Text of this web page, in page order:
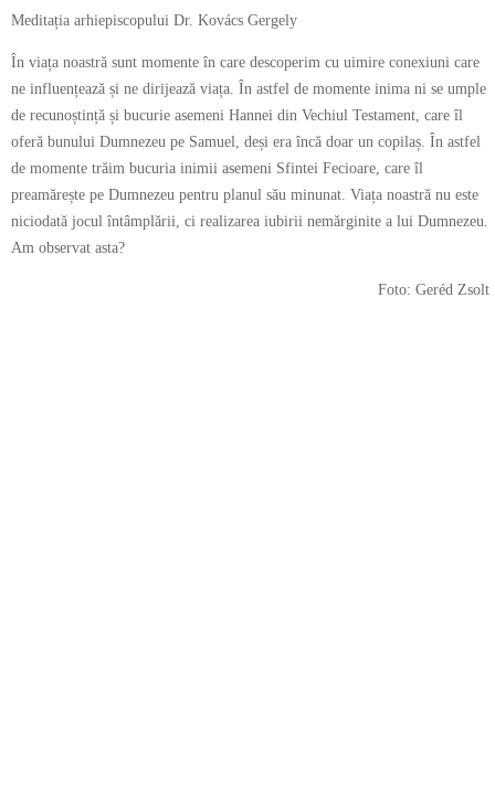
Meditația arhiepiscopului Dr. Kovács Gergely
În viața noastră sunt momente în care descoperim cu uimire conexiuni care
ne influențează și ne dirijează viața. În astfel de momente inima ni se umple
de recunoștință și bucurie asemeni Hannei din Vechiul Testament, care îl
oferă bunului Dumnezeu pe Samuel, deși era încă doar un copilaș. În astfel
de momente trăim bucuria inimii asemeni Sfintei Fecioare, care îl
preamărește pe Dumnezeu pentru planul său minunat. Viața noastră nu este
niciodată jocul întâmplării, ci realizarea iubirii nemărginite a lui Dumnezeu.
Am observat asta?
Foto: Geréd Zsolt